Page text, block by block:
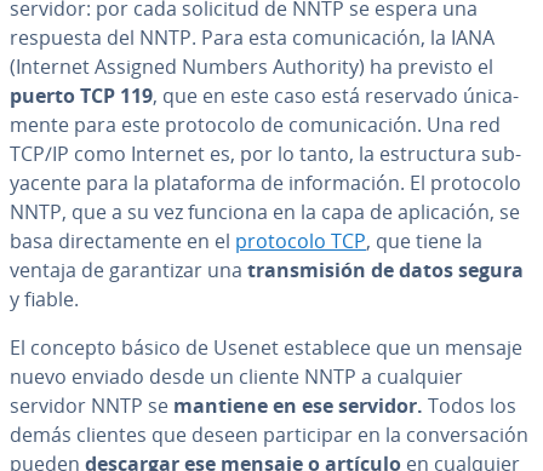
servidor: por cada solicitud de NNTP se espera una
respuesta del NNTP. Para esta co­mu­ni­ca­ción, la IANA
(Internet Assigned Numbers Authority) ha previsto el
puerto TCP 119, que en este caso está reservado úni­ca­
me­n­te para este protocolo de co­mu­ni­ca­ción. Una red
TCP/IP como Internet es, por lo tanto, la es­tru­c­tu­ra su­b­
ya­ce­n­te para la pla­ta­fo­r­ma de in­fo­r­ma­ción. El protocolo
NNTP, que a su vez funciona en la capa de apli­ca­ción, se
basa di­re­c­ta­me­n­te en el protocolo TCP, que tiene la
ventaja de ga­ra­n­ti­zar una tra­n­s­mi­sión de datos segura
y fiable.
El concepto básico de Usenet establece que un mensaje
nuevo enviado desde un cliente NNTP a cualquier
servidor NNTP se mantiene en ese servidor. Todos los
demás clientes que deseen pa­r­ti­ci­par en la co­n­ve­r­sa­ción
pueden descargar ese mensaje o artículo en cualquier